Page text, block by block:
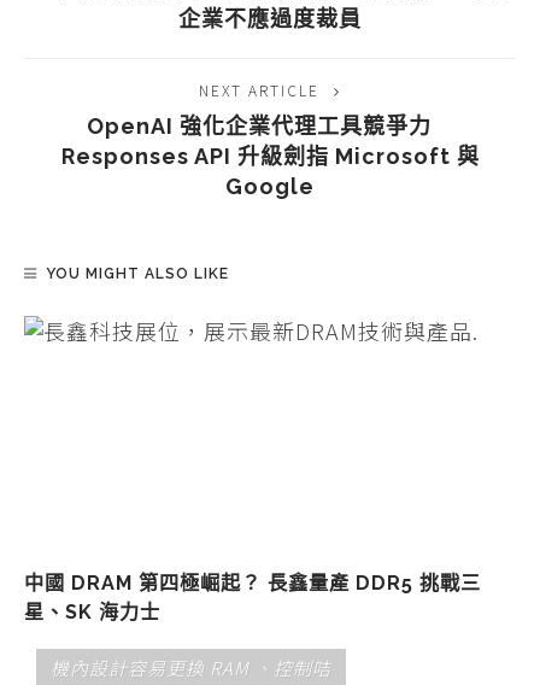
機內設計容易更換 RAM 、控制咭
企業不應過度裁員
NEXT ARTICLE
OpenAI 強化企業代理工具競爭力
Responses API 升級劍指 Microsoft 與
Google
YOU MIGHT ALSO LIKE
中國 DRAM 第四極崛起？ 長鑫量產 DDR5 挑戰三
星、SK 海力士